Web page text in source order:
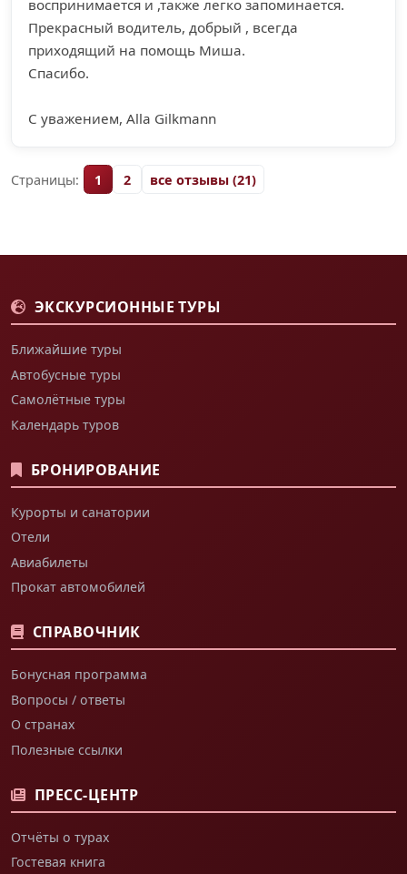
воспринимается и ,также легко запоминается.
Прекрасный водитель, добрый , всегда
приходящий на помощь Миша.
Спасибо.
С уважением, Alla Gilkmann
Страницы: 1 2 все отзывы (21)
ЭКСКУРСИОННЫЕ ТУРЫ
Ближайшие туры
Автобусные туры
Самолётные туры
Календарь туров
БРОНИРОВАНИЕ
Курорты и санатории
Отели
Авиабилеты
Прокат автомобилей
СПРАВОЧНИК
Бонусная программа
Вопросы / ответы
О странах
Полезные ссылки
ПРЕСС-ЦЕНТР
Отчёты о турах
Гостевая книга